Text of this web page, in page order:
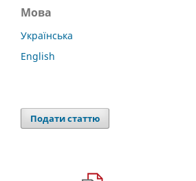
Мова
Українська
English
Подати статтю